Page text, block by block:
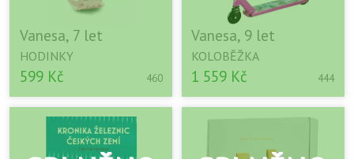
Vanesa, 7 let
HODINKY
599 Kč 460
Vanesa, 9 let
KOLOBĚŽKA
1 559 Kč 444